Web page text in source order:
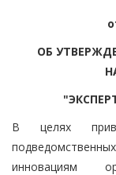
ОБ
В целях
инновациям